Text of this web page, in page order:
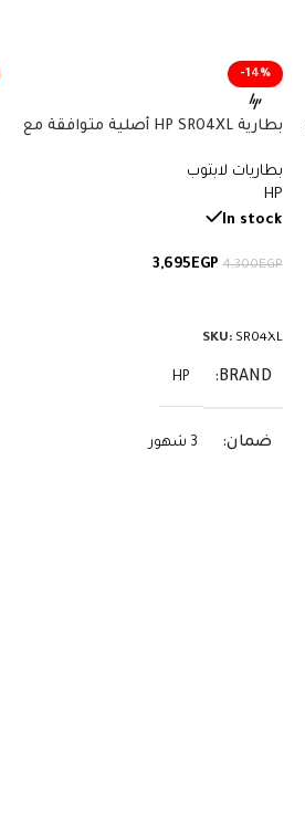
-14%
بطارية HP SR04XL أصلية متوافقة مع
70.07 واط/ساعة
بطاريات لابتوب
HP
In stock
4,300EGP
3,695EGP
SKU: SR04XL
BRAND
HP
ضمان 3 شهور